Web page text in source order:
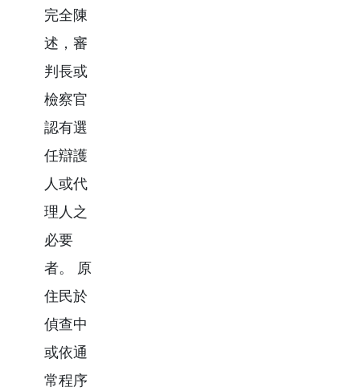
完全陳
述，審
判長或
檢察官
認有選
任辯護
人或代
理人之
必要
者。 原
住民於
偵查中
或依通
常程序